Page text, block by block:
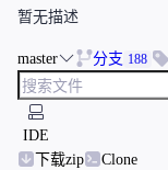
暂无描述
master 分支 188
IDE
下载zip
Clone